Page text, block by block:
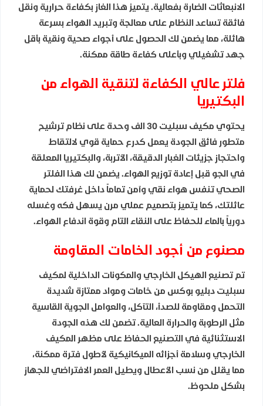
الانبعاثات الضارة بفعالية. يتميز هذا الغاز بكفاءة حرارية ونقل
فائقة تساعد النظام على معالجة وتبريد الهواء بسرعة
هائلة، مما يضمن لك الحصول على أجواء صحية ونقية بأقل
جهد تشغيلي وبأعلى كفاءة طاقة ممكنة.
فلتر عالي الكفاءة لتنقية الهواء من
البكتيريا
يحتوي مكيف سبليت 30 الف وحدة على نظام ترشيح
متطور فائق الجودة يعمل كدرع حماية قوي لالتقاط
واحتجاز جزيئات الغبار الدقيقة، الأتربة، والبكتيريا المعلقة
في الجو قبل إعادة توزيع الهواء. يضمن لك هذا الفلتر
الصحي تنفس هواء نقي وآمن تماماً داخل غرفتك لحماية
عائلتك، كما يتميز بتصميم عملي مرن يسهل فكه وغسله
دورياً بالماء للحفاظ على النقاء التام وقوة اندفاع الهواء.
مصنوع من أجود الخامات المقاومة
تم تصنيع الهيكل الخارجي والمكونات الداخلية لمكيف
سبليت دبليو بوكس من خامات ومواد ممتازة شديدة
التحمل ومقاومة للصدأ، التآكل، والعوامل الجوية القاسية
مثل الرطوبة والحرارة العالية. تضمن لك هذه الجودة
الاستثنائية في التصنيع الحفاظ على مظهر المكيف
الخارجي وسلامة أجزائه الميكانيكية لأطول فترة ممكنة،
مما يقلل من نسب الأعطال ويطيل العمر الافتراضي للجهاز
بشكل ملحوظ.